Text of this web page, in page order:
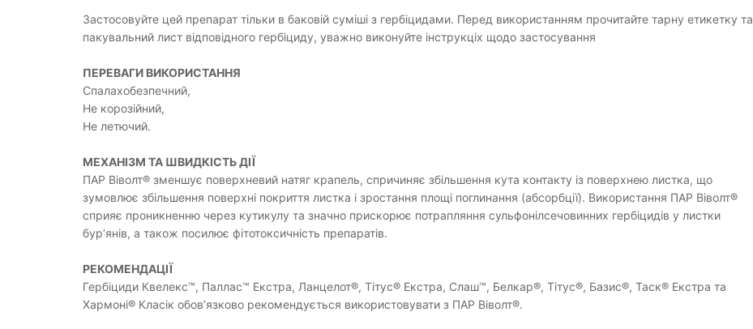
Застосовуйте цей препарат тільки в баковій суміші з гербіцидами. Перед використанням прочитайте тарну етикетку та
пакувальний лист відповідного гербіциду, уважно виконуйте інструкціх щодо застосування
ПЕРЕВАГИ ВИКОРИСТАННЯ
Спалахобезпечний,
Не корозійний,
Не летючий.
МЕХАНІЗМ ТА ШВИДКІСТЬ ДІЇ
ПАР Віволт® зменшує поверхневий натяг крапель, спричиняє збільшення кута контакту із поверхнею листка, що
зумовлює збільшення поверхні покриття листка і зростання площі поглинання (абсорбції). Використання ПАР Віволт®
сприяє проникненню через кутикулу та значно прискорює потрапляння сульфонілсечовинних гербіцидів у листки
бур’янів, а також посилює фітотоксичність препаратів.
РЕКОМЕНДАЦІЇ
Гербіциди Квелекс™, Паллас™ Екстра, Ланцелот®, Тітус® Екстра, Слаш™, Белкар®, Тітус®, Базис®, Таск® Екстра та
Хармоні® Класік обов’язково рекомендується використовувати з ПАР Віволт®.